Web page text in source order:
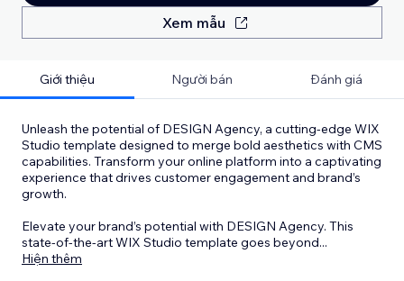
Xem mẫu
Giới thiệu Người bán Đánh giá
Unleash the potential of DESIGN Agency, a cutting-edge WIX
Studio template designed to merge bold aesthetics with CMS
capabilities. Transform your online platform into a captivating
experience that drives customer engagement and brand’s
growth.
Elevate your brand’s potential with DESIGN Agency. This
state-of-the-art WIX Studio template goes beyond...
Hiện thêm